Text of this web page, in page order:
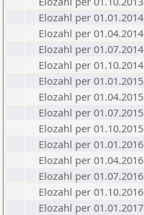
Elozahl per 01.01.2014
Elozahl per 01.04.2014
Elozahl per 01.07.2014
Elozahl per 01.10.2014
Elozahl per 01.01.2015
Elozahl per 01.04.2015
Elozahl per 01.07.2015
Elozahl per 01.10.2015
Elozahl per 01.01.2016
Elozahl per 01.04.2016
Elozahl per 01.07.2016
Elozahl per 01.10.2016
Elozahl per 01.01.2017